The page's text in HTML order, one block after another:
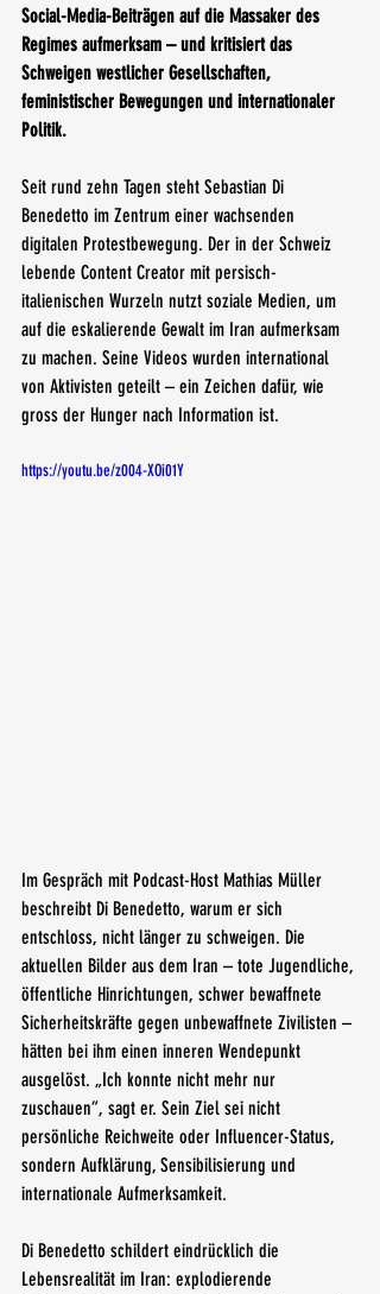
Social-Media-Beiträgen auf die Massaker des
Regimes aufmerksam – und kritisiert das
Schweigen westlicher Gesellschaften,
feministischer Bewegungen und internationaler
Politik.
Seit rund zehn Tagen steht Sebastian Di
Benedetto im Zentrum einer wachsenden
digitalen Protestbewegung. Der in der Schweiz
lebende Content Creator mit persisch-
italienischen Wurzeln nutzt soziale Medien, um
auf die eskalierende Gewalt im Iran aufmerksam
zu machen. Seine Videos wurden international
von Aktivisten geteilt – ein Zeichen dafür, wie
gross der Hunger nach Information ist.
https://youtu.be/z004-XOi01Y
Im Gespräch mit Podcast-Host Mathias Müller
beschreibt Di Benedetto, warum er sich
entschloss, nicht länger zu schweigen. Die
aktuellen Bilder aus dem Iran – tote Jugendliche,
öffentliche Hinrichtungen, schwer bewaffnete
Sicherheitskräfte gegen unbewaffnete Zivilisten –
hätten bei ihm einen inneren Wendepunkt
ausgelöst. „Ich konnte nicht mehr nur
zuschauen“, sagt er. Sein Ziel sei nicht
persönliche Reichweite oder Influencer-Status,
sondern Aufklärung, Sensibilisierung und
internationale Aufmerksamkeit.
Di Benedetto schildert eindrücklich die
Lebensrealität im Iran: explodierende